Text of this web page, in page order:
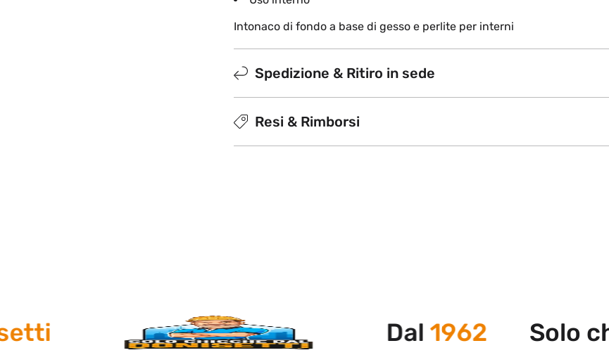
Intonaco di fondo a base di gesso e perlite per interni
Spedizione & Ritiro in sede
Resi & Rimborsi
Dal1962 Solo